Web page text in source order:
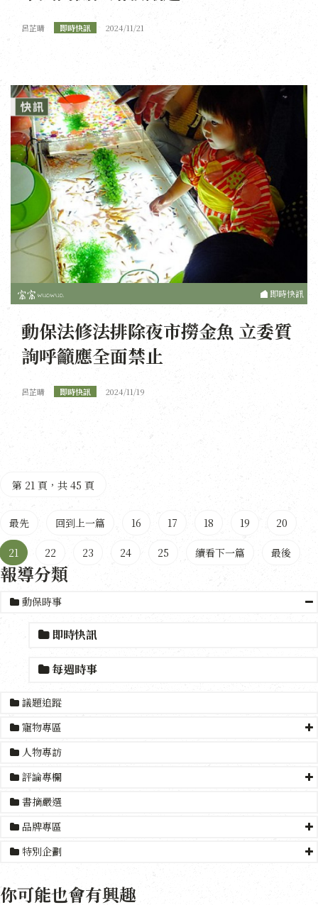
呂芷晴 即時快訊 2024/11/21
即時快訊
動保法修法排除夜市撈金魚 立委質
詢呼籲應全面禁止
呂芷晴 即時快訊 2024/11/19
第 21 頁，共 45 頁
最先 回到上一篇 16 17 18 19 20
21 22 23 24 25 續看下一篇 最後
報導分類
動保時事
即時快訊
每週時事
議題追蹤
寵物專區
人物專訪
評論專欄
書摘嚴選
品牌專區
特別企劃
你可能也會有興趣